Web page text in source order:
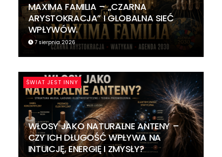
MAXIMA FAMILIA – „CZARNA
ARYSTOKRACJA” I GLOBALNA SIEĆ
WPŁYWÓW.
7 sierpnia 2026
ŚWIAT JEST INNY
WŁOSY JAKO NATURALNE ANTENY –
CZY ICH DŁUGOŚĆ WPŁYWA NA
INTUICJĘ, ENERGIĘ I ZMYSŁY?